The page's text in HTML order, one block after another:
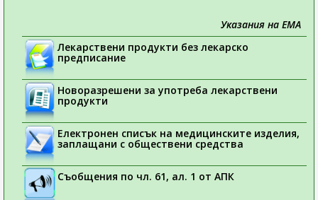
Указания на ЕМА
Лекарствени продукти без лекарско
предписание
Новоразрешени за употреба лекарствени
продукти
Електронен списък на медицинските изделия,
заплащани с обществени средства
Съобщения по чл. 61, ал. 1 от АПК